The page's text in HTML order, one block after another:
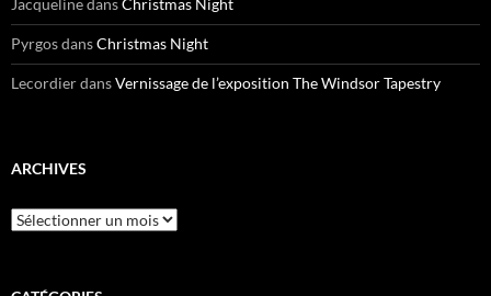
JacquelinedansChristmas Night
PyrgosdansChristmas Night
LecordierdansVernissage de l’exposition The Windsor Tapestry
ARCHIVES
Archives